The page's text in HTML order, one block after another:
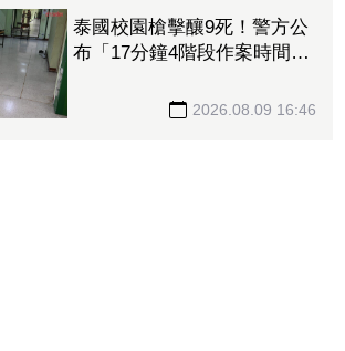
泰國校園槍擊釀9死！警方公
布「17分鐘4階段作案時間
2026.08.09 16:46